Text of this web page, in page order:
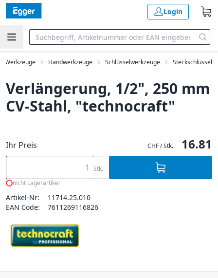
Login
Werkzeuge Handwerkzeuge Schlüsselwerkzeuge Steckschlüssel
Verlängerung, 1/2", 250 mm
CV-Stahl, "technocraft"
Ihr Preis CHF / Stk. 16.81
Stk.
nicht Lagerartikel
Artikel-Nr:
11714.25.010
EAN Code:
7611269116826